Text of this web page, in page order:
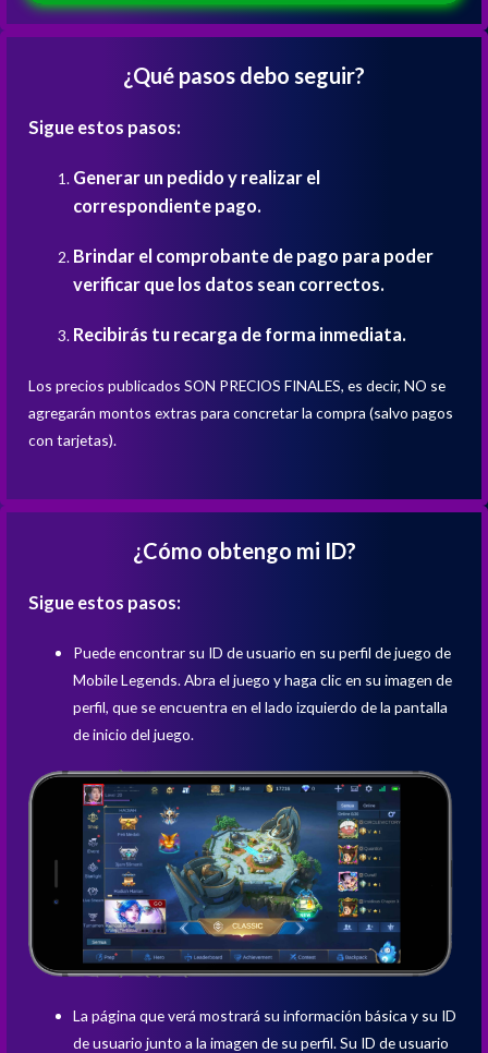
¿Qué pasos debo seguir?
Sigue estos pasos:
Generar un pedido y realizar el
correspondiente pago.
Brindar el comprobante de pago para poder
verificar que los datos sean correctos.
Recibirás tu recarga de forma inmediata.
Los precios publicados SON PRECIOS FINALES, es decir, NO se
agregarán montos extras para concretar la compra (salvo pagos
con tarjetas).
¿Cómo obtengo mi ID?
Sigue estos pasos:
Puede encontrar su ID de usuario en su perfil de juego de
Mobile Legends. Abra el juego y haga clic en su imagen de
perfil, que se encuentra en el lado izquierdo de la pantalla
de inicio del juego.
La página que verá mostrará su información básica y su ID
de usuario junto a la imagen de su perfil. Su ID de usuario